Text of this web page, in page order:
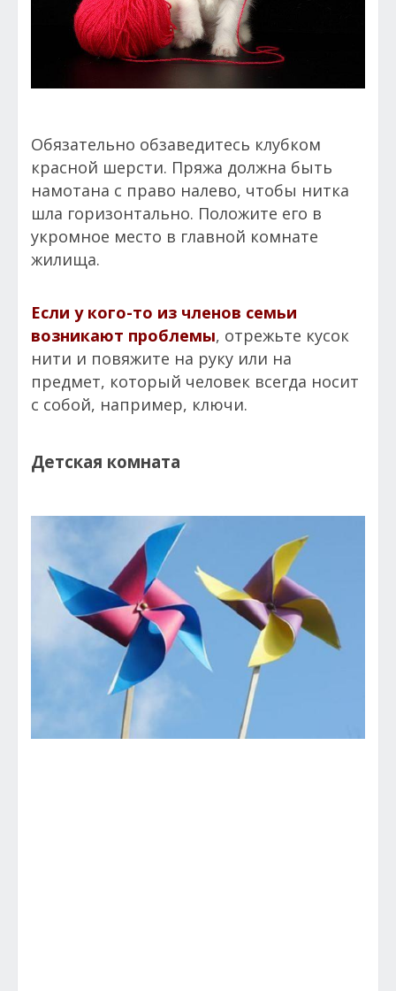
Обязательно обзаведитесь клубком
красной шерсти. Пряжа должна быть
намотана с право налево, чтобы нитка
шла горизонтально. Положите его в
укромное место в главной комнате
жилища.
Если у кого-то из членов семьи
возникают проблемы, отрежьте кусок
нити и повяжите на руку или на
предмет, который человек всегда носит
с собой, например, ключи.
Детская комната